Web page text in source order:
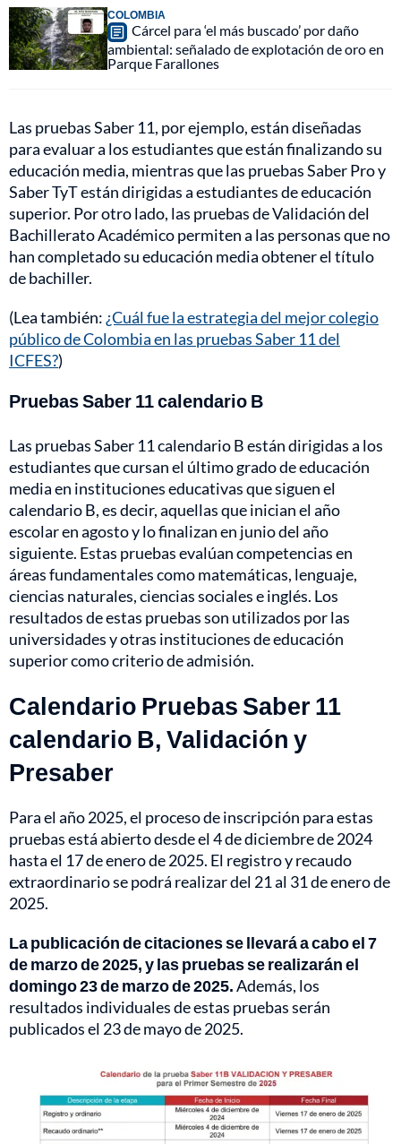
COLOMBIA
Cárcel para ‘el más buscado’ por daño
ambiental: señalado de explotación de oro en
Parque Farallones
Las pruebas Saber 11, por ejemplo, están diseñadas
para evaluar a los estudiantes que están finalizando su
educación media, mientras que las pruebas Saber Pro y
Saber TyT están dirigidas a estudiantes de educación
superior. Por otro lado, las pruebas de Validación del
Bachillerato Académico permiten a las personas que no
han completado su educación media obtener el título
de bachiller.
(Lea también: ¿Cuál fue la estrategia del mejor colegio
público de Colombia en las pruebas Saber 11 del
ICFES?)
Pruebas Saber 11 calendario B
Las pruebas Saber 11 calendario B están dirigidas a los
estudiantes que cursan el último grado de educación
media en instituciones educativas que siguen el
calendario B, es decir, aquellas que inician el año
escolar en agosto y lo finalizan en junio del año
siguiente. Estas pruebas evalúan competencias en
áreas fundamentales como matemáticas, lenguaje,
ciencias naturales, ciencias sociales e inglés. Los
resultados de estas pruebas son utilizados por las
universidades y otras instituciones de educación
superior como criterio de admisión.
Calendario Pruebas Saber 11
calendario B, Validación y
Presaber
Para el año 2025, el proceso de inscripción para estas
pruebas está abierto desde el 4 de diciembre de 2024
hasta el 17 de enero de 2025. El registro y recaudo
extraordinario se podrá realizar del 21 al 31 de enero de
2025.
La publicación de citaciones se llevará a cabo el 7
de marzo de 2025, y las pruebas se realizarán el
domingo 23 de marzo de 2025.Además, los
resultados individuales de estas pruebas serán
publicados el 23 de mayo de 2025.